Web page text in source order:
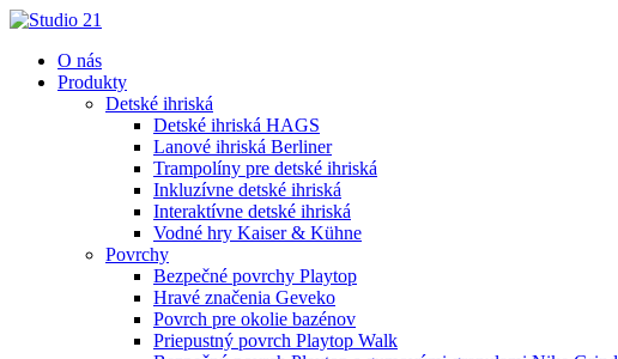
O nás
Produkty
Detské ihriská
Detské ihriská HAGS
Lanové ihriská Berliner
Trampolíny pre detské ihriská
Inkluzívne detské ihriská
Interaktívne detské ihriská
Vodné hry Kaiser & Kühne
Povrchy
Bezpečné povrchy Playtop
Hravé značenia Geveko
Povrch pre okolie bazénov
Priepustný povrch Playtop Walk